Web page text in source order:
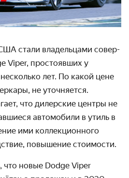
стали владельцами совер­
Viper, простоявших у
лет. По какой цене
не уточняется.
что дилерские центры не
авто­мобили в утиль в
ими коллекци­онного
повышение стоимости.
что новые Dodge Viper